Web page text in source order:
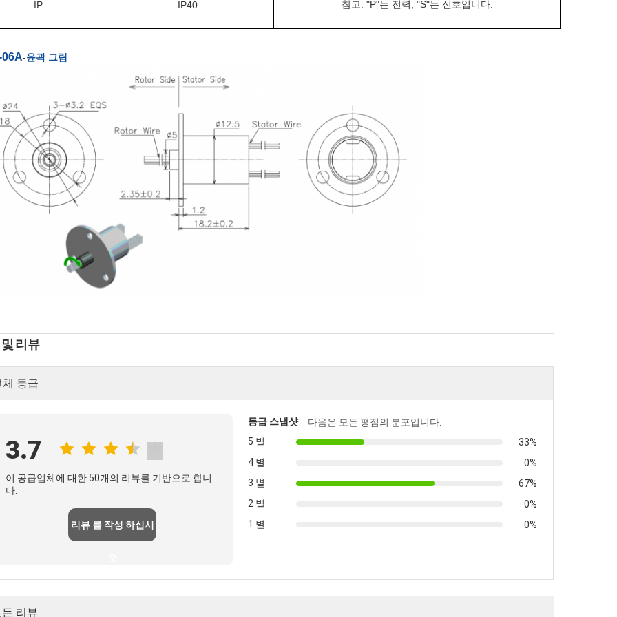
IP IP40 참고: "P"는 전력, "S"는 신호입니다.
-윤곽 그림
리뷰
체 등급
3.7
이 공급업체에 대한 50개의 리뷰를 기반으로 합니
다.
리뷰 를 작성 하십시
등급 스냅샷
다음은 모든 평점의 분포입니다.
5 별
33%
4 별
0%
3 별
67%
2 별
0%
1 별
0%
리뷰